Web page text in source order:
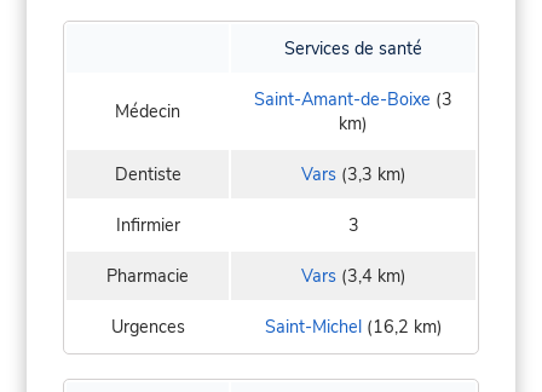
Services de santé
Médecin Saint-Amant-de-Boixe (3
km)
Dentiste Vars(3,3 km)
Infirmier 3
Pharmacie Vars(3,4 km)
Urgences Saint-Michel(16,2 km)